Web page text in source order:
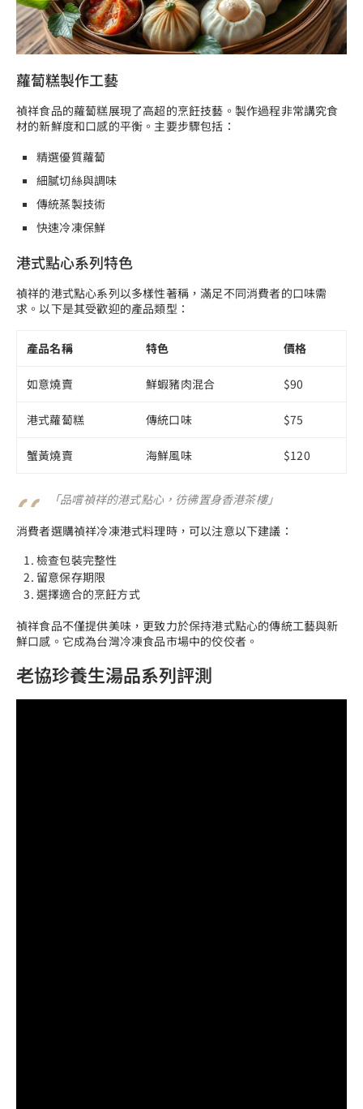
蘿蔔糕製作工藝
禎祥食品的蘿蔔糕展現了高超的烹飪技藝。製作過程非常講究食
材的新鮮度和口感的平衡。主要步驟包括：
精選優質蘿蔔
細膩切絲與調味
傳統蒸製技術
快速冷凍保鮮
港式點心系列特色
禎祥的港式點心系列以多樣性著稱，滿足不同消費者的口味需
求。以下是其受歡迎的產品類型：
產品名稱 特色 價格
如意燒賣 鮮蝦豬肉混合 $90
港式蘿蔔糕 傳統口味 $75
蟹黃燒賣 海鮮風味 $120
「品嚐禎祥的港式點心，彷彿置身香港茶樓」
消費者選購禎祥冷凍港式料理時，可以注意以下建議：
檢查包裝完整性
留意保存期限
選擇適合的烹飪方式
禎祥食品不僅提供美味，更致力於保持港式點心的傳統工藝與新
鮮口感。它成為台灣冷凍食品市場中的佼佼者。
老協珍養生湯品系列評測